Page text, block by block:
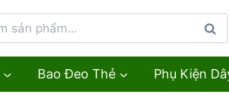
Tìm
kiếm
Bao Đeo Thẻ Phụ Kiện